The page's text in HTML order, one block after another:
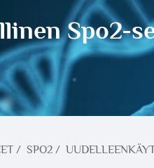
Spo2-
/ SPO2 /